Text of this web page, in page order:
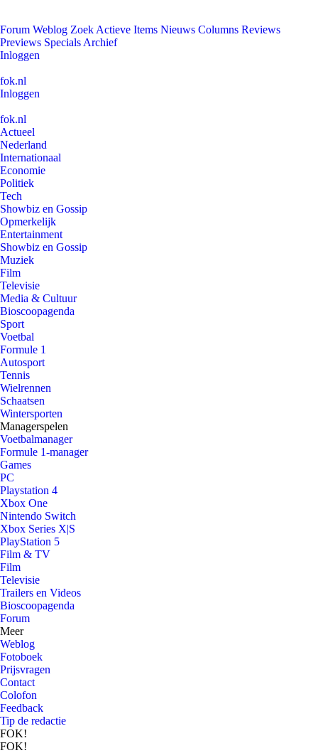
Forum Weblog Zoek Actieve Items Nieuws Columns Reviews
Previews Specials Archief
Inloggen
fok.nl
Inloggen
fok.nl
Actueel
Nederland
Internationaal
Economie
Politiek
Tech
Showbiz en Gossip
Opmerkelijk
Entertainment
Showbiz en Gossip
Muziek
Film
Televisie
Media & Cultuur
Bioscoopagenda
Sport
Voetbal
Formule 1
Autosport
Tennis
Wielrennen
Schaatsen
Wintersporten
Managerspelen
Voetbalmanager
Formule 1-manager
Games
PC
Playstation 4
Xbox One
Nintendo Switch
Xbox Series X|S
PlayStation 5
Film & TV
Film
Televisie
Trailers en Videos
Bioscoopagenda
Forum
Meer
Weblog
Fotoboek
Prijsvragen
Contact
Colofon
Feedback
Tip de redactie
FOK!
FOK!